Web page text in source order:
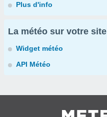
Plus d'info
La météo sur votre site
Widget météo
API Météo